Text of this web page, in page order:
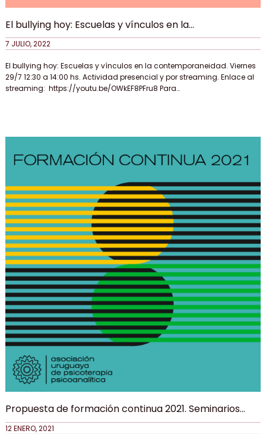
El bullying hoy: Escuelas y vínculos en la
contemporaneidad. Viernes 29 de julio 12.30 Actividad
presencial y por streaming (enlace en el texto)
7 JULIO, 2022
El bullying hoy: Escuelas y vínculos en la contemporaneidad. Viernes
29/7 12:30 a 14:00 hs. Actividad presencial y por streaming. Enlace al
streaming: https://youtu.be/OWkEF8PFru8 Para…
Propuesta de formación continua 2021. Seminarios
semestrales y anuales.
12 ENERO, 2021